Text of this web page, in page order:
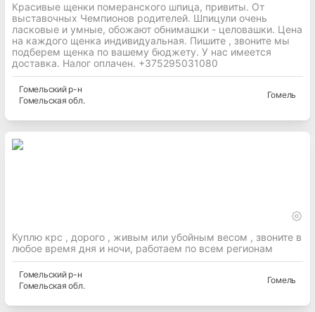
Красивые щенки померанского шпица, привиты. От
выставочных Чемпионов родителей. Шпицули очень
ласковые и умные, обожают обнимашки - целовашки. Цена
на каждого щенка индивидуальная. Пишите , звоните мы
подберем щенка по вашему бюджету. У нас имеется
доставка. Налог оплачен. +375295031080
Гомельскийр-н
Гомельская обл.
Гомель
Куплю крс , дорого , живым или убойным весом , звоните в
любое время дня и ночи, работаем по всем регионам
Гомельскийр-н
Гомельская обл.
Гомель